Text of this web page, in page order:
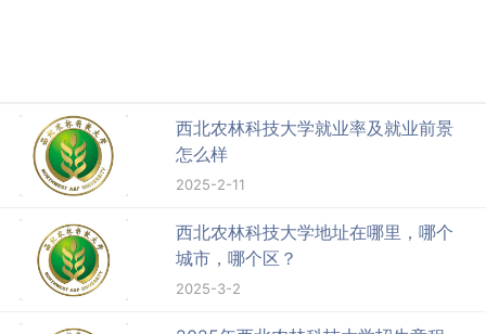
西北农林科技大学就业率及就业前景
怎么样
2025-2-11
西北农林科技大学地址在哪里，哪个
城市，哪个区？
2025-3-2